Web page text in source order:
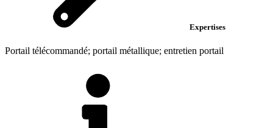
Expertises
Portail télécommandé; portail métallique; entretien portail